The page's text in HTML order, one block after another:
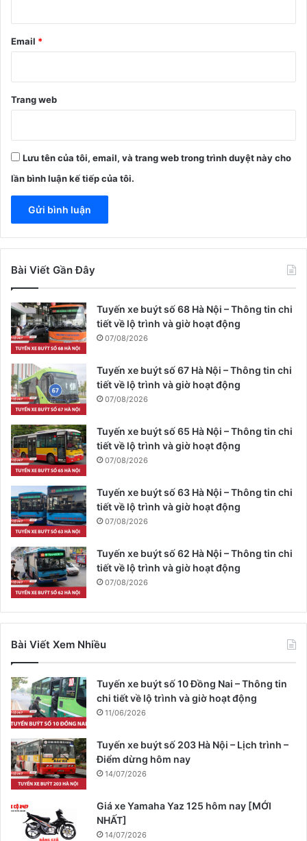
Email *
Trang web
Lưu tên của tôi, email, và trang web trong trình duyệt này cho
lần bình luận kế tiếp của tôi.
Bài Viết Gần Đây
Tuyến xe buýt số 68 Hà Nội – Thông tin chi
tiết về lộ trình và giờ hoạt động
07/08/2026
Tuyến xe buýt số 67 Hà Nội – Thông tin chi
tiết về lộ trình và giờ hoạt động
07/08/2026
Tuyến xe buýt số 65 Hà Nội – Thông tin chi
tiết về lộ trình và giờ hoạt động
07/08/2026
Tuyến xe buýt số 63 Hà Nội – Thông tin chi
tiết về lộ trình và giờ hoạt động
07/08/2026
Tuyến xe buýt số 62 Hà Nội – Thông tin chi
tiết về lộ trình và giờ hoạt động
07/08/2026
Bài Viết Xem Nhiều
Tuyến xe buýt số 10 Đồng Nai – Thông tin
chi tiết về lộ trình và giờ hoạt động
11/06/2026
Tuyến xe buýt số 203 Hà Nội – Lịch trình –
Điểm dừng hôm nay
14/07/2026
Giá xe Yamaha Yaz 125 hôm nay [MỚI
NHẤT]
14/07/2026